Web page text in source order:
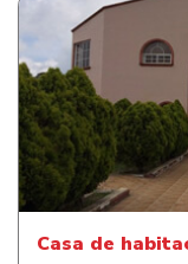
Casa de
Casa de